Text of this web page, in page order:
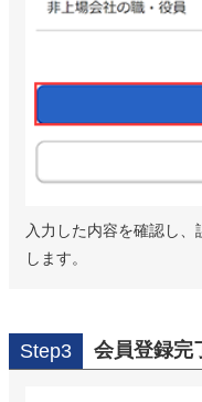
入力した内容を確認し
します。
Step3 会員登録完